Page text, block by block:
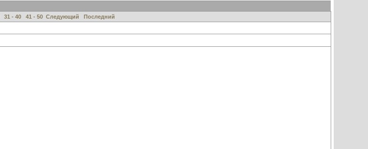
31 - 40 41 - 50 Следующий Последний